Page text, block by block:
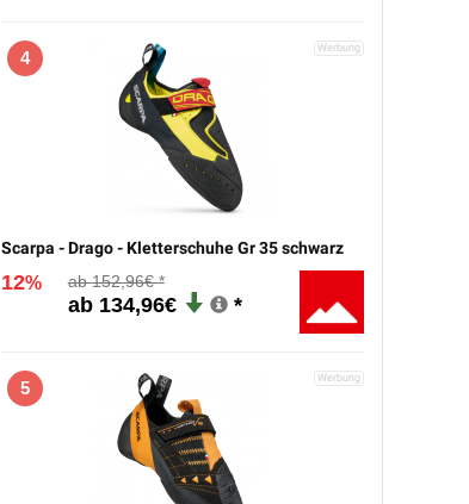
4
Scarpa - Drago - Kletterschuhe Gr 35 schwarz
12% 152,96€
134,96€
5